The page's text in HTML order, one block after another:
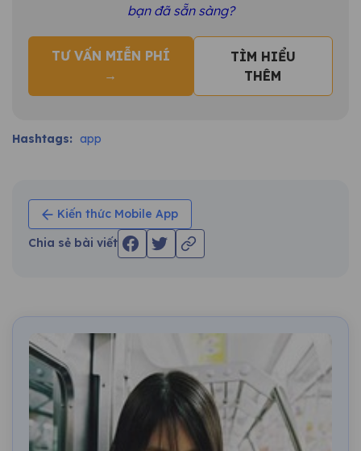
bạn đã sẵn sàng?
TƯ VẤN MIỄN PHÍ
→
TÌM HIỂU
THÊM
Hashtags: app
Kiến thức Mobile App
Chia sẻ bài viết